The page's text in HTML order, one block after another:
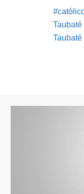
Taubaté
Taubaté